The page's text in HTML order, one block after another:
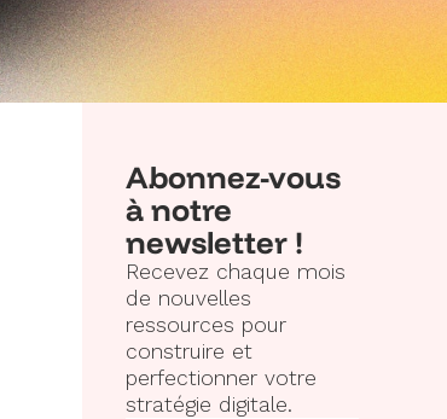
Abonnez-vous
à notre
newsletter !
Recevez chaque mois
de nouvelles
ressources pour
construire et
perfectionner votre
stratégie digitale.